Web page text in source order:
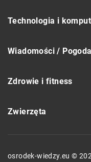
Technologia i
Wiadomości /
Zdrowie i fitness
Zwierzęta
osrodek-wiedzy.eu ©